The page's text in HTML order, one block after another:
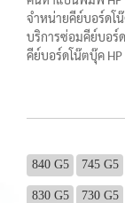
จำหน่ายคีย์บอร์ดโ
บริการซ่อมคีย์บอร์
คีย์บอร์ดโน๊ตบุ๊ค
840 G5 745 G5
830 G5 730 G5